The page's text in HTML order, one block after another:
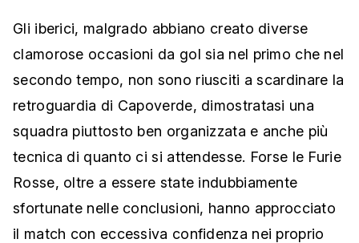
Gli iberici, malgrado abbiano creato diverse
clamorose occasioni da gol sia nel primo che nel
secondo tempo, non sono riusciti a scardinare la
retroguardia di Capoverde, dimostratasi una
squadra piuttosto ben organizzata e anche più
tecnica di quanto ci si attendesse. Forse le Furie
Rosse, oltre a essere state indubbiamente
sfortunate nelle conclusioni, hanno approcciato
il match con eccessiva confidenza nei proprio